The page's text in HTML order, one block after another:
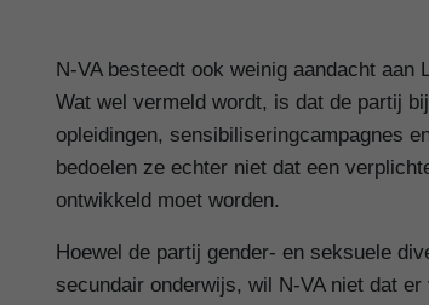
N-VA besteedt ook weinig aandacht aan
Wat wel vermeld wordt, is dat de partij
opleidingen, sensibiliseringcampagnes
bedoelen ze echter niet dat een
ontwikkeld moet worden.
Hoewel de partij gender- en seksuele
secundair onderwijs, wil N-VA niet dat